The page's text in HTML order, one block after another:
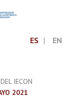
ES EN
IECON
2021